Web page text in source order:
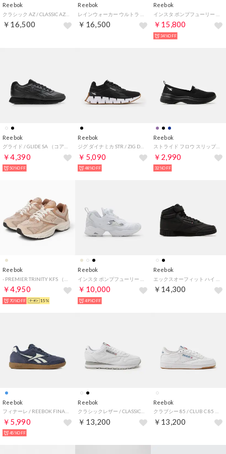
Reebok
￥16,500
Reebok
￥16,500
Reebok
￥15,800
34%OFF
Reebok
￥4,390
50%OFF
Reebok
￥5,090
48%OFF
Reebok
ストライド フロウ スリップ / STRIDE FLOW SLIP （ブラック）
￥2,990
32%OFF
Reebok
￥4,950
70%OFF 15%
Reebok
￥10,000
49%OFF
Reebok
￥14,300
Reebok
￥5,990
45%OFF
Reebok
￥13,200
Reebok
￥13,200